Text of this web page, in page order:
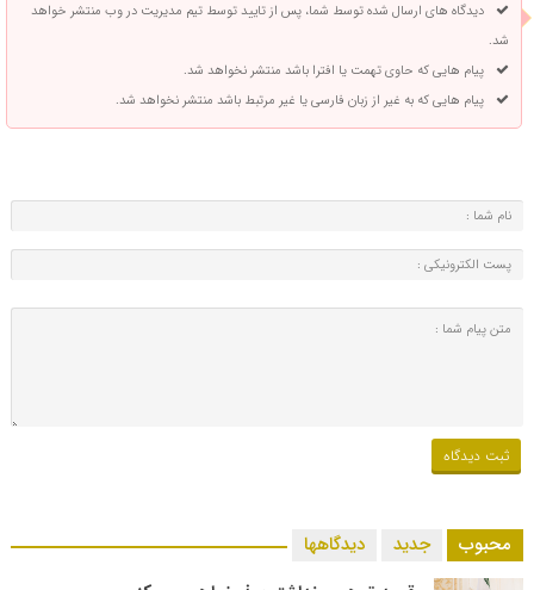
دیدگاه های ارسال شده توسط شما، پس از تایید توسط تیم مدیریت در وب منتشر خواهد
شد.
پیام هایی که حاوی تهمت یا افترا باشد منتشر نخواهد شد.
پیام هایی که به غیر از زبان فارسی یا غیر مرتبط باشد منتشر نخواهد شد.
محبوب جدید دیدگاهها